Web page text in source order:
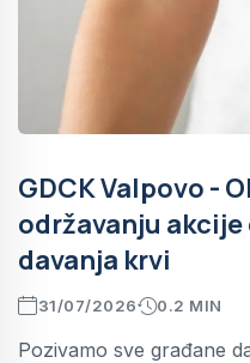
GDCK Valpovo -
održavanju
davanja krvi
31/07/2026 0.2 MIN
Pozivamo sve građane